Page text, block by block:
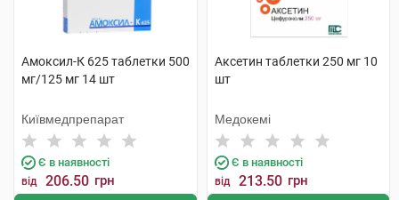
Амоксил-К 625 таблетки 500
мг/125 мг 14 шт
Київмедпрепарат
Є в наявності
від 206.50 грн
Аксетин таблетки 250 мг 10
шт
Медокемі
Є в наявності
від 213.50 грн